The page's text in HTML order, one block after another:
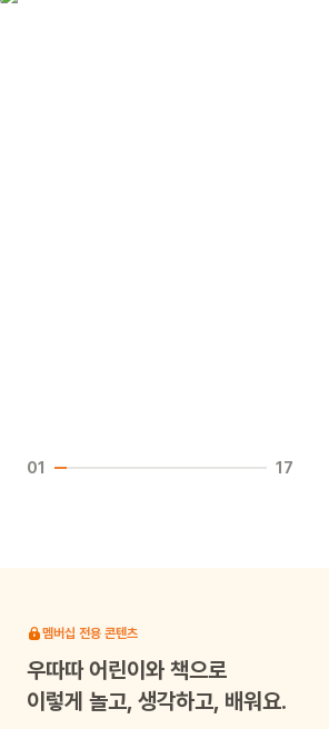
01 17
멤버십 전용 콘텐츠
우따따어린이와 책으로
이렇게 놀고, 생각하고, 배워요.